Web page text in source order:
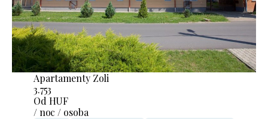
Apartamenty Zoli
3.753
Od HUF
/ noc / osoba